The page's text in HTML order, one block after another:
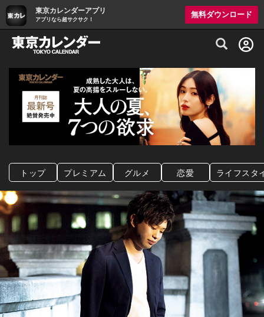
東京カレンダーアプリ
アプリなら超サクサク！
無料ダウンロード
グルメ情報・プレミアムレストラン予約
トップ プレミアム グルメ 恋愛 ライフスタ